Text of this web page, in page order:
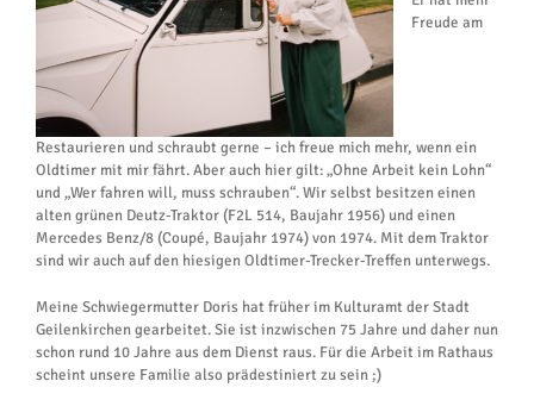
Freude am
Restaurieren und schraubt gerne – ich freue mich mehr, wenn ein
Oldtimer mit mir fährt. Aber auch hier gilt: „Ohne Arbeit kein Lohn“
und „Wer fahren will, muss schrauben“. Wir selbst besitzen einen
alten grünen Deutz-Traktor (F2L 514, Baujahr 1956) und einen
Mercedes Benz/8 (Coupé, Baujahr 1974) von 1974. Mit dem Traktor
sind wir auch auf den hiesigen Oldtimer-Trecker-Treffen unterwegs.
Meine Schwiegermutter Doris hat früher im Kulturamt der Stadt
Geilenkirchen gearbeitet. Sie ist inzwischen 75 Jahre und daher nun
schon rund 10 Jahre aus dem Dienst raus. Für die Arbeit im Rathaus
scheint unsere Familie also prädestiniert zu sein ;)